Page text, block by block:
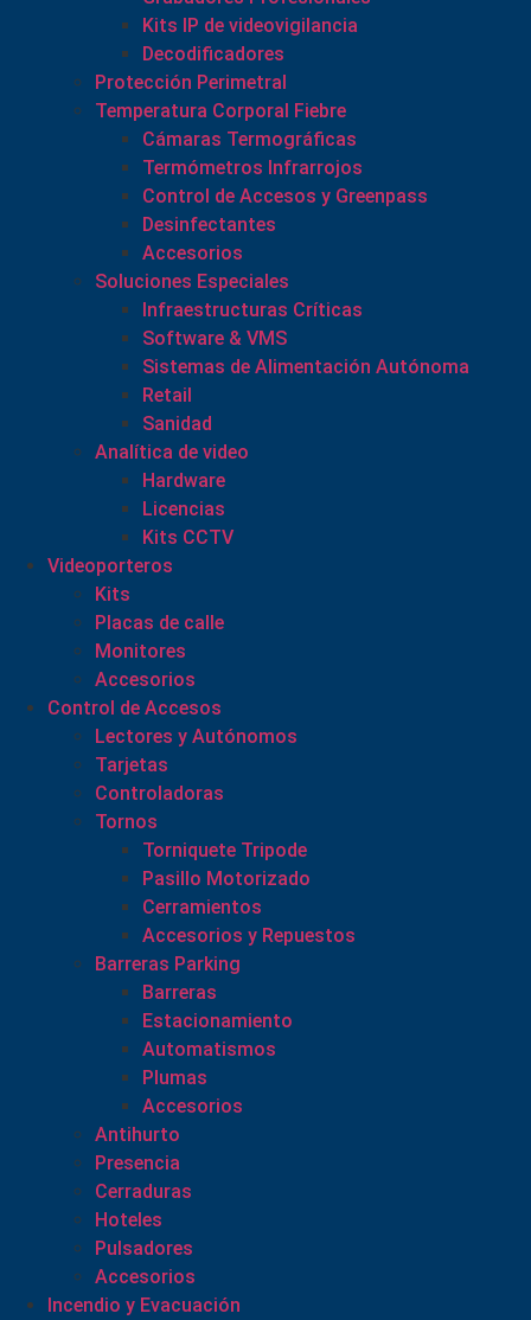
Kits IP de videovigilancia
Decodificadores
Protección Perimetral
Temperatura Corporal Fiebre
Cámaras Termográficas
Termómetros Infrarrojos
Control de Accesos y Greenpass
Desinfectantes
Accesorios
Soluciones Especiales
Infraestructuras Críticas
Software & VMS
Sistemas de Alimentación Autónoma
Retail
Sanidad
Analítica de video
Hardware
Licencias
Kits CCTV
Videoporteros
Kits
Placas de calle
Monitores
Accesorios
Control de Accesos
Lectores y Autónomos
Tarjetas
Controladoras
Tornos
Torniquete Tripode
Pasillo Motorizado
Cerramientos
Accesorios y Repuestos
Barreras Parking
Barreras
Estacionamiento
Automatismos
Plumas
Accesorios
Antihurto
Presencia
Cerraduras
Hoteles
Pulsadores
Accesorios
Incendio y Evacuación